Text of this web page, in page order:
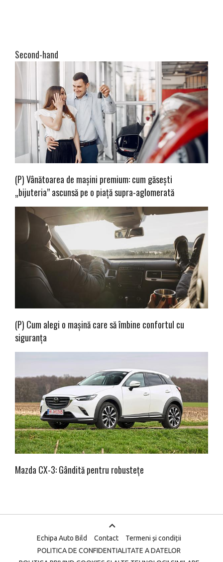
Second-hand
(P) Vânătoarea de mașini premium: cum găsești
„bijuteria” ascunsă pe o piață supra-aglomerată
(P) Cum alegi o mașină care să îmbine confortul cu
siguranța
Mazda CX-3: Gândită pentru robustețe
Echipa Auto Bild Contact
Termeni și condiții
POLITICA DE CONFIDENTIALITATE A DATELOR